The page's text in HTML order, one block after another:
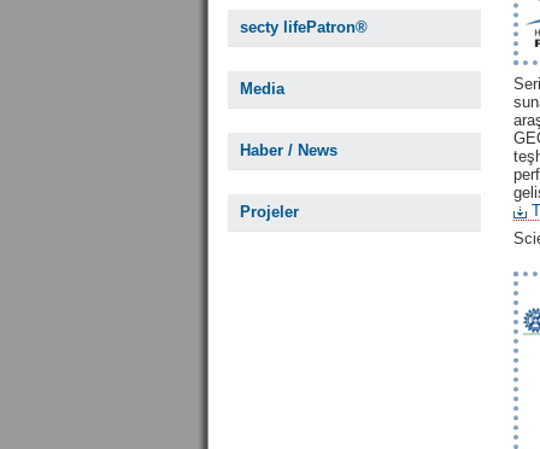
secty lifePatron®
Media
Haber / News
Projeler